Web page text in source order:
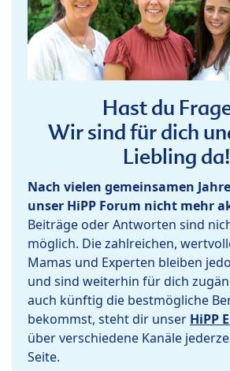
Hast du
Wir sind für dich
Liebling da!
Nach vielen gemeinsamen
unser HiPP Forum nicht mehr
Beiträge oder Antworten sind
möglich. Die zahlreichen,
Mamas und Experten bleiben
und sind weiterhin für dich
auch künftig die bestmögliche
bekommst, steht dir unser HiPP
über verschiedene Kanäle
Seite.